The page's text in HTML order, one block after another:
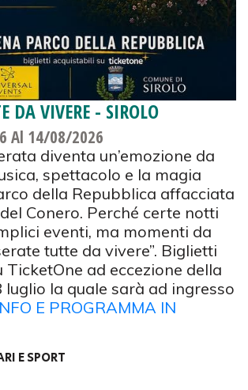
DA VIVERE - SIROLO
Al 14/08/2026
diventa un’emozione da
spettacolo e la magia
della Repubblica affacciata
Conero. Perché certe notti
eventi, ma momenti da
tutte da vivere”. Biglietti
ad eccezione della
luglio la quale sarà ad ingresso
E PROGRAMMA IN
E SPORT